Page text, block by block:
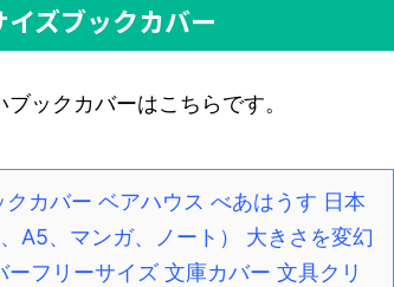
ズブックカバー
ックカバーはこちらです。
カバー ベアハウス べあはうす 日本
A5、マンガ、ノート） 大きさを変幻
フリーサイズ 文庫カバー 文具クリ